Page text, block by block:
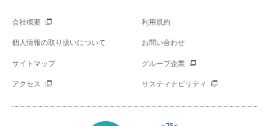
会社概要 利用規約
個人情報の取り扱いについて お問い合わせ
サイトマップ グループ企業
アクセス サスティナビリティ